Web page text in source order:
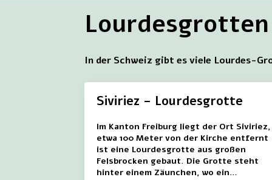
In der Schweiz gibt es viele Lourdes-
Siviriez – Lourdesgrotte
Im Kanton Freiburg liegt der Ort Siviriez,
etwa 100 Meter von der Kirche entfernt
ist eine Lourdesgrotte aus großen
Felsbrocken gebaut. Die Grotte steht
hinter einem Zäunchen, wo ein…